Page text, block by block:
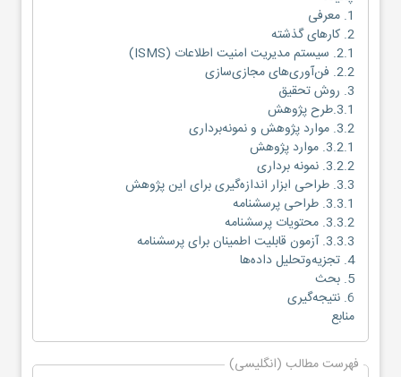
1. معرفی
2. کارهای گذشته
2.1. سیستم مدیریت امنیت اطلاعات (ISMS)
2.2. فن‌آوری‌های مجازی‌سازی
3. روش تحقیق
3.1.طرح پژوهش
3.2. موارد پژوهش و نمونه‌برداری
3.2.1. موارد پژوهش
3.2.2. نمونه ‌برداری
3.3. طراحی ابزار اندازه‌گیری برای این پژوهش
3.3.1. طراحی پرسشنامه
3.3.2. محتویات پرسشنامه
3.3.3. آزمون قابلیت اطمینان برای پرسشنامه
4. تجزیه‌و‌تحلیل داده‌ها
5. بحث
6. نتیجه‌گیری
منابع
فهرست مطالب (انگلیسی)